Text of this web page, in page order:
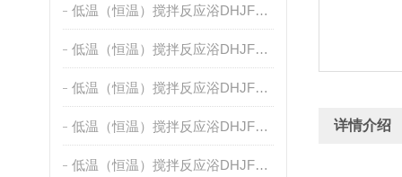
低温（恒温）搅拌反应浴DHJF-2005
低温（恒温）搅拌反应浴DHJF-4005A
低温（恒温）搅拌反应浴DHJF-4005
低温（恒温）搅拌反应浴DHJF-4020
低温（恒温）搅拌反应浴DHJF-4002
详情介绍